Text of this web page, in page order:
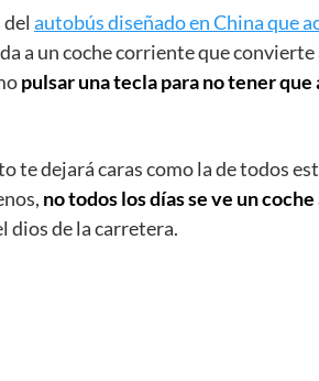
autobús diseñado en China que
a un coche corriente que
pulsar una tecla para no tener que
te dejará caras como la de todos
no todos los días se ve un
dios de la carretera.